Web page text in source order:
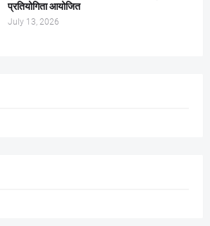
प्रतियोगिता आयोजित
July 13, 2026